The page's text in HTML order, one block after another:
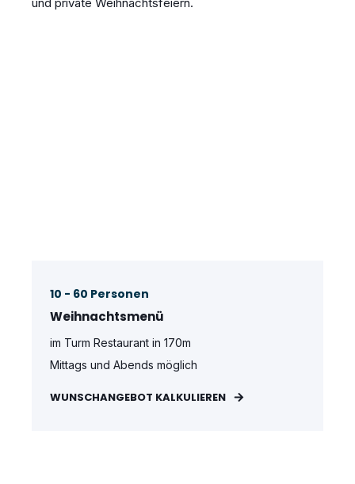
10 - 60 Personen
Weihnachtsmenü
im Turm Restaurant in 170m
Mittags und Abends möglich
WUNSCHANGEBOT KALKULIEREN